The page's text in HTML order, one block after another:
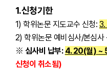
1.신청기한
1) 학위논문 지도교수 신청: 3.
2) 학위논문 예비심사/본심사
※ 심사비 납부: 4. 20(월) ~
신청이 취소됨)